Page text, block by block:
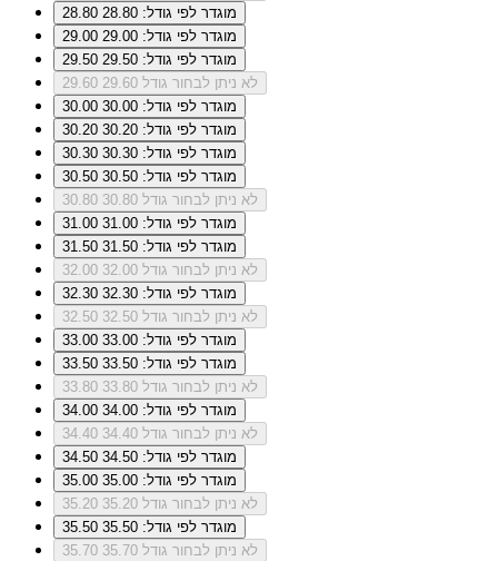
28.80
מוגדר לפי גודל: 28.80
29.00
מוגדר לפי גודל: 29.00
29.50
מוגדר לפי גודל: 29.50
29.60
לא ניתן לבחור גודל 29.60
30.00
מוגדר לפי גודל: 30.00
30.20
מוגדר לפי גודל: 30.20
30.30
מוגדר לפי גודל: 30.30
30.50
מוגדר לפי גודל: 30.50
30.80
לא ניתן לבחור גודל 30.80
31.00
מוגדר לפי גודל: 31.00
31.50
מוגדר לפי גודל: 31.50
32.00
לא ניתן לבחור גודל 32.00
32.30
מוגדר לפי גודל: 32.30
32.50
לא ניתן לבחור גודל 32.50
33.00
מוגדר לפי גודל: 33.00
33.50
מוגדר לפי גודל: 33.50
33.80
לא ניתן לבחור גודל 33.80
34.00
מוגדר לפי גודל: 34.00
34.40
לא ניתן לבחור גודל 34.40
34.50
מוגדר לפי גודל: 34.50
35.00
מוגדר לפי גודל: 35.00
35.20
לא ניתן לבחור גודל 35.20
35.50
מוגדר לפי גודל: 35.50
35.70
לא ניתן לבחור גודל 35.70